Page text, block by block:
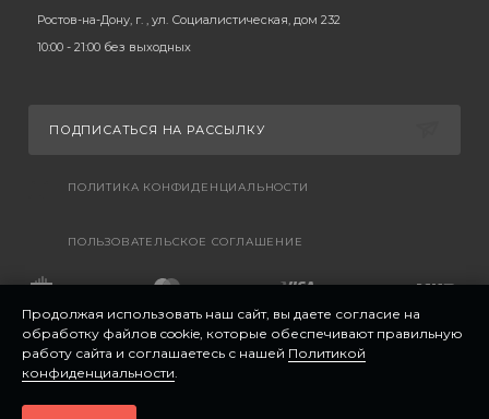
Ростов-на-Дону, г. , ул. Социалистическая, дом 232
10:00 - 21:00 без выходных
ПОДПИСАТЬСЯ НА РАССЫЛКУ
ПОЛИТИКА КОНФИДЕНЦИАЛЬНОСТИ
ПОЛЬЗОВАТЕЛЬСКОЕ СОГЛАШЕНИЕ
Продолжая использовать наш сайт, вы даете согласие на
обработку файлов cookie, которые обеспечивают правильную
работу сайта и соглашаетесь с нашей Политикой
конфиденциальности.